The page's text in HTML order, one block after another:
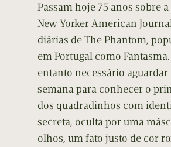
Passam hoje 75 anos sobre
New Yorker American
diárias de The Phantom,
em Portugal como
entanto necessário aguardar
semana para conhecer o
dos quadradinhos com
secreta, oculta por uma
olhos, um fato justo de cor